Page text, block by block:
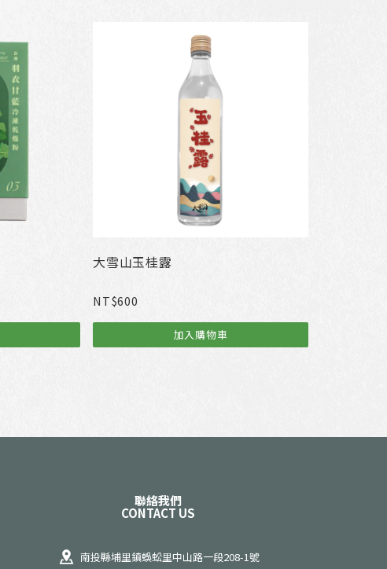
大雪山玉桂露
NT$600
加入購物車
聯絡我們
CONTACT US
南投縣埔里鎮蜈蚣里中山路一段208-1號